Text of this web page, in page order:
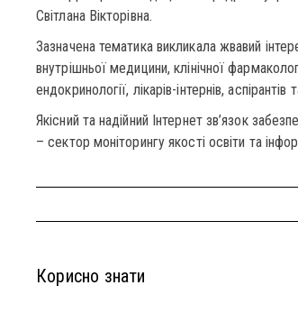
Світлана Вікторівна.
Зазначена тематика викликала жвавий
внутрішньої медицини, клінічної
ендокринології, лікарів-інтернів, аспірантів
Якісний та надійний Інтернет зв’язок
– сектор моніторингу якості освіти та
Корисно знати